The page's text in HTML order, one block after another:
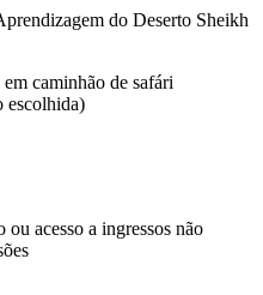
do Deserto Sheikh
caminhão de safári
escolhida)
acesso a ingressos não